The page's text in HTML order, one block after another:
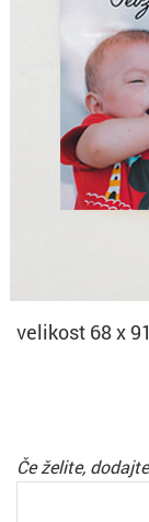
velikost 68 x
Če želite,